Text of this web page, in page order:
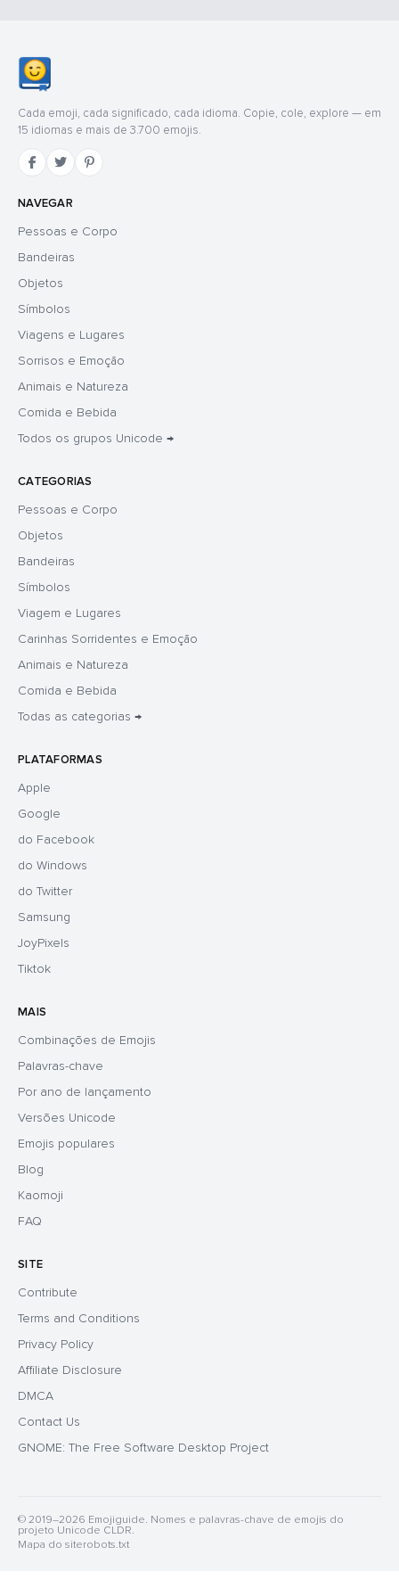
Cada emoji, cada significado, cada idioma. Copie, cole, explore — em
15 idiomas e mais de 3.700 emojis.
NAVEGAR
Pessoas e Corpo
Bandeiras
Objetos
Símbolos
Viagens e Lugares
Sorrisos e Emoção
Animais e Natureza
Comida e Bebida
Todos os grupos Unicode →
CATEGORIAS
Pessoas e Corpo
Objetos
Bandeiras
Símbolos
Viagem e Lugares
Carinhas Sorridentes e Emoção
Animais e Natureza
Comida e Bebida
Todas as categorias →
PLATAFORMAS
Apple
Google
do Facebook
do Windows
do Twitter
Samsung
JoyPixels
Tiktok
MAIS
Combinações de Emojis
Palavras-chave
Por ano de lançamento
Versões Unicode
Emojis populares
Blog
Kaomoji
FAQ
SITE
Contribute
Terms and Conditions
Privacy Policy
Affiliate Disclosure
DMCA
Contact Us
GNOME: The Free Software Desktop Project
© 2019–2026 Emojiguide. Nomes e palavras-chave de emojis do
projeto Unicode CLDR.
Mapa do siterobots.txt